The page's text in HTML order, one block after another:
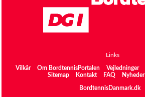
Links
Vilkår Om BordtennisPortalen Vejledninger
Sitemap
Kontakt FAQ Nyheder
BordtennisDanmark.dk